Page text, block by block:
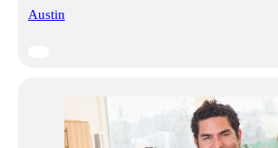
Austin